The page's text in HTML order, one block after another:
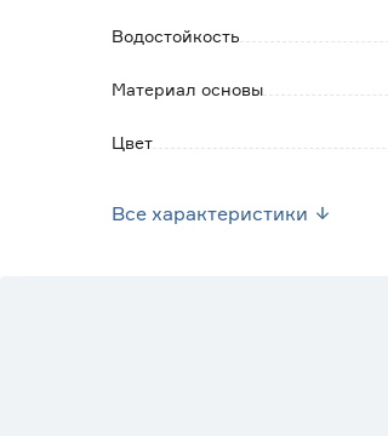
Водостойкость
Материал основы
Цвет
Все характеристики